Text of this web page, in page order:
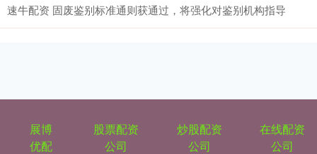
速牛配资 固废鉴别标准通则获通过，将强化对鉴别机构指导
展博
优配
股票配资
公司
炒股配资
公司
在线配资
公司